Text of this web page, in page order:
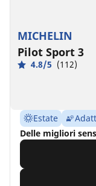
MICHELIN
Pilot Sport 3
4.8/5 (112)
Estate
Delle migliori